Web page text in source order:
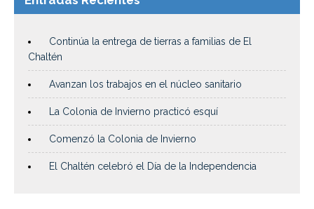
Continúa la entrega de tierras a familias de El
Chaltén
Avanzan los trabajos en el núcleo sanitario
La Colonia de Invierno practicó esquí
Comenzó la Colonia de Invierno
El Chaltén celebró el Día de la Independencia